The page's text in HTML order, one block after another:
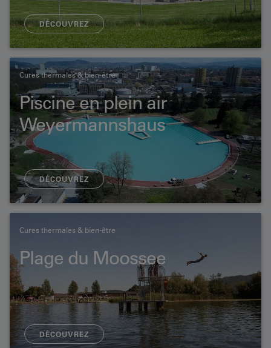
DÉCOUVREZ
Cures thermales & bien-être
Piscine en plein air
Weyermannshaus
DÉCOUVREZ
Cures thermales & bien-être
Plage du Moossee
DÉCOUVREZ